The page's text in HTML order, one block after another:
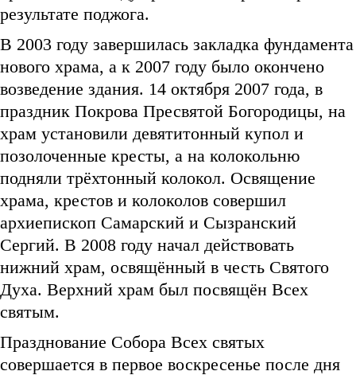
результате поджога.
В 2003 году завершилась закладка фундамента
нового храма, а к 2007 году было окончено
возведение здания. 14 октября 2007 года, в
праздник Покрова Пресвятой Богородицы, на
храм установили девятитонный купол и
позолоченные кресты, а на колокольню
подняли трёхтонный колокол. Освящение
храма, крестов и колоколов совершил
архиепископ Самарский и Сызранский
Сергий. В 2008 году начал действовать
нижний храм, освящённый в честь Святого
Духа. Верхний храм был посвящён Всех
святым.
Празднование Собора Всех святых
совершается в первое воскресенье после дня